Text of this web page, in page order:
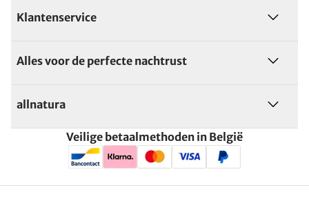
Klantenservice
Alles voor de perfecte nachtrust
allnatura
Veilige betaalmethoden in België